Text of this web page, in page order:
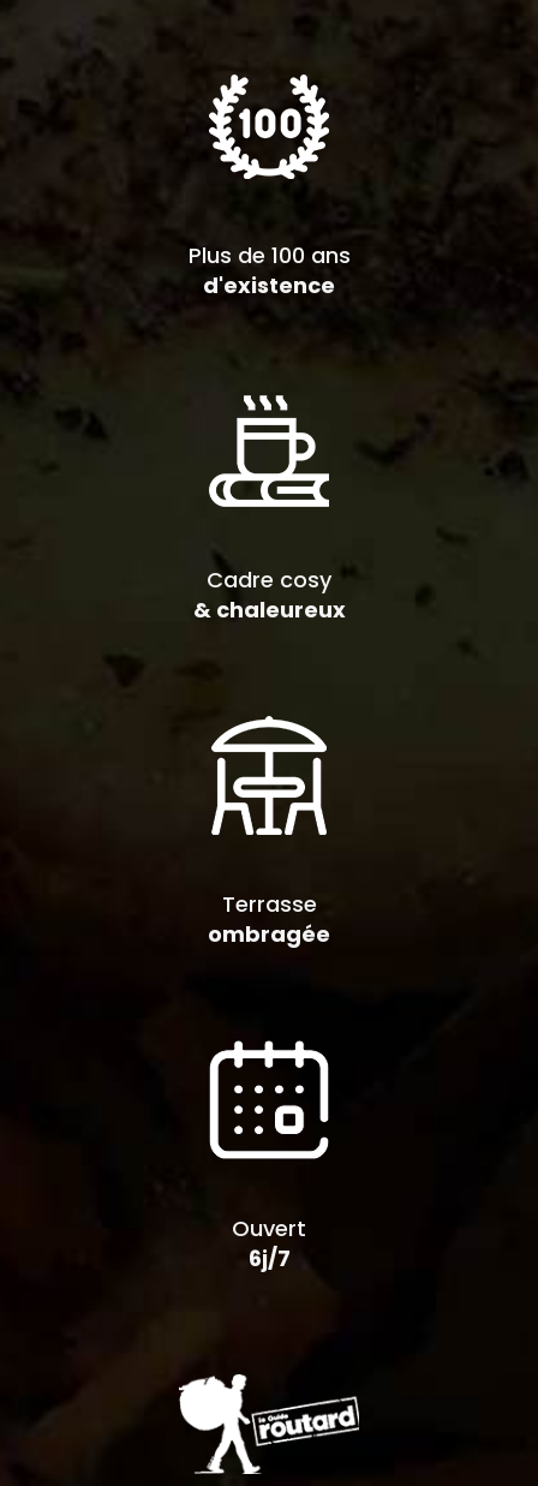
Plus de 100 ans
d'existence
Cadre cosy
& chaleureux
Terrasse
ombragée
Ouvert
6j/7